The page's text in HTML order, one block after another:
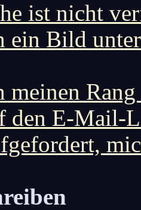
ist nicht
ein Bild
Rang
den E-Mail-